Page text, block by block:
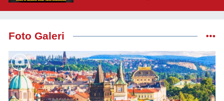
Foto Galeri